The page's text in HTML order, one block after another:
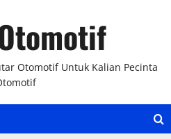
Otomotif Untuk Kalian Pecinta